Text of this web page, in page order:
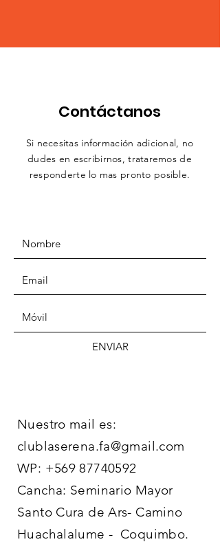
Contáctanos
Si necesitas información adicional, no
dudes en escribirnos,trataremos de
responderte lo mas pronto posible.
ENVIAR
Nuestro mail es:
clublaserena.fa@gmail.com
WP: +569 87740592
Cancha: Seminario Mayor
Santo Cura de Ars- Camino
Huachalalume - Coquimbo.